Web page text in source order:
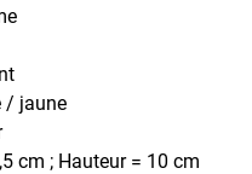
/ jaune
cm ; Hauteur = 10 cm